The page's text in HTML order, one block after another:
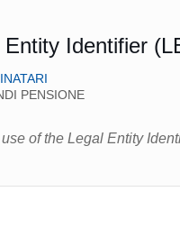
Identifier
PENSIONE
of the Legal Entity